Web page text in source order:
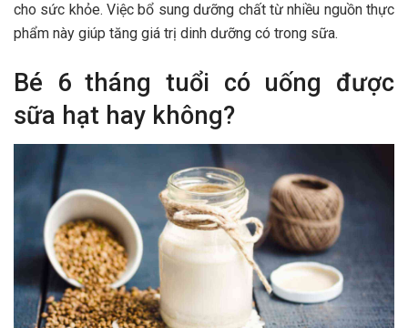
cho sức khỏe. Việc bổ sung dưỡng chất từ nhiều nguồn thực
phẩm này giúp tăng giá trị dinh dưỡng có trong sữa.
Bé 6 tháng tuổi có uống được
sữa hạt hay không?